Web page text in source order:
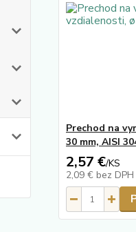
Prechod na
30 mm, AISI
2,57 €/KS
2,09 € bez DPH